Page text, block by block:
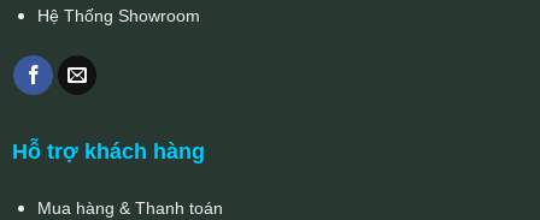
Hệ Thống Showroom
Hỗ trợ khách hàng
Mua hàng & Thanh toán